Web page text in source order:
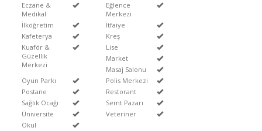
Eczane &
Medikal
Eğlence
Merkezi
İlköğretim
İtfaiye
Kafeterya
Kreş
Kuaför &
Güzellik
Merkezi
Lise
Market
Masaj Salonu
Oyun Parkı
Polis Merkezi
Postane
Restorant
Sağlık Ocağı
Semt Pazarı
Üniversite
Veteriner
Okul